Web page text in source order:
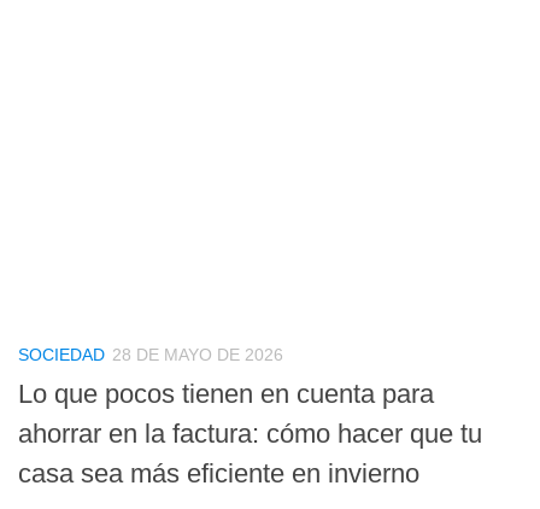
SOCIEDAD 28 DE MAYO DE 2026
Lo que pocos tienen en cuenta para
ahorrar en la factura: cómo hacer que tu
casa sea más eficiente en invierno